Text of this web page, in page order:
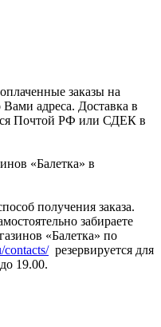
заказы на
адреса. Доставка в
Почтой РФ или СДЕК в
«Балетка» в
получения заказа.
забираете
«Балетка» по
contacts/резервируется для
19.00.